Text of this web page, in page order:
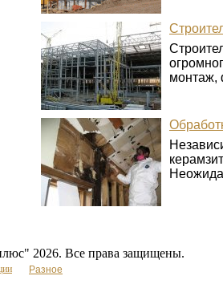
монтаж,
2026. Все права защищены.
Разное